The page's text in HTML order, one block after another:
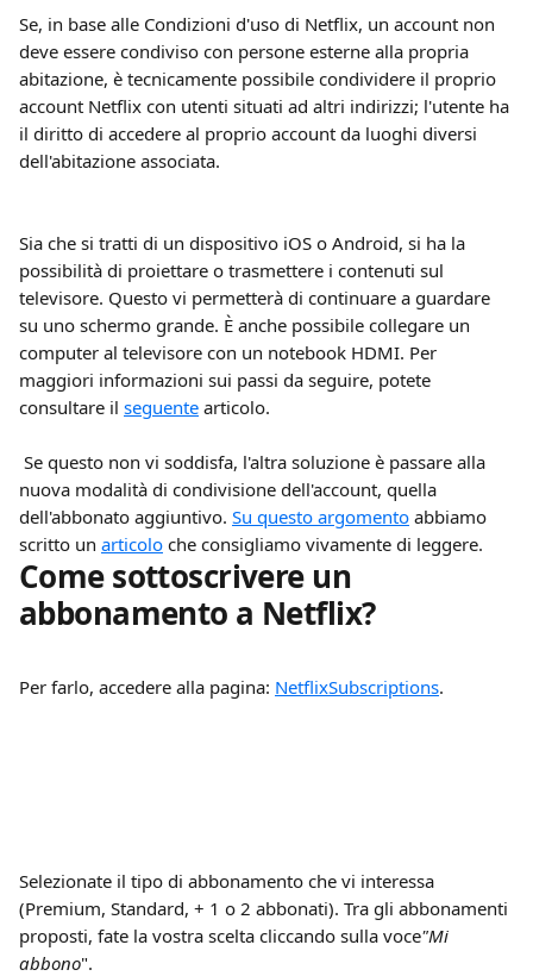
Se, in base alle Condizioni d'uso di Netflix, un account non
deve essere condiviso con persone esterne alla propria
abitazione, è tecnicamente possibile condividere il proprio
account Netflix con utenti situati ad altri indirizzi; l'utente ha
il diritto di accedere al proprio account da luoghi diversi
dell'abitazione associata.
Sia che si tratti di un dispositivo iOS o Android, si ha la
possibilità di proiettare o trasmettere i contenuti sul
televisore. Questo vi permetterà di continuare a guardare
su uno schermo grande. È anche possibile collegare un
computer al televisore con un notebook HDMI. Per
maggiori informazioni sui passi da seguire, potete
consultare il seguente articolo.
nuova modalità di condivisione dell'account, quella
dell'abbonato aggiuntivo. Su questo argomento abbiamo
scritto un articolo che consigliamo vivamente di leggere.
Come sottoscrivere un
abbonamento a Netflix?
Per farlo, accedere alla pagina: NetflixSubscriptions.
Selezionate il tipo di abbonamento che vi interessa
(Premium, Standard, + 1 o 2 abbonati). Tra gli abbonamenti
proposti, fate la vostra scelta cliccando sulla voce"Mi
abbono".